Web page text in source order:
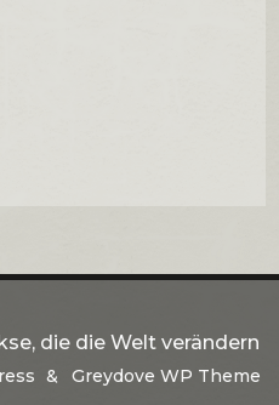
die die Welt verändern
Greydove WP Theme